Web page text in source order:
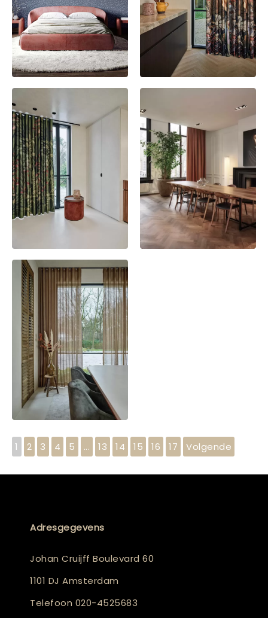
1 2 3 4 5 ... 13 14 15 16 17 Volgende
Adresgegevens
Johan Cruijff Boulevard 60
1101 DJ Amsterdam
Telefoon 020-4525683